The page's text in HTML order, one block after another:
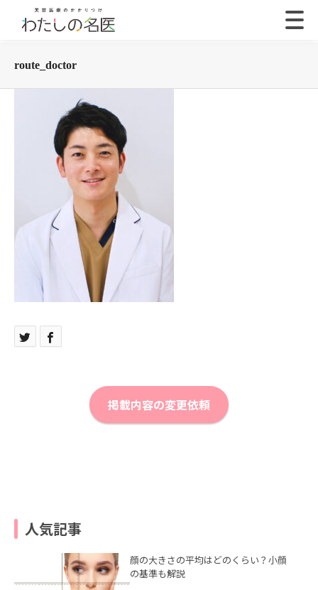
route_doctor
掲載内容の変更依頼
人気記事
顔の大きさの平均はどのくらい？小顔
の基準も解説